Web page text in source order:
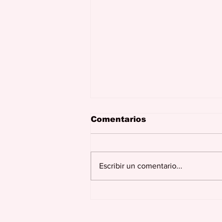
Comentarios
Escribir un comentario...